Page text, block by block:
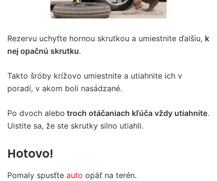
Rezervu uchyťte hornou skrutkou a umiestnite ďalšiu, k
nej opačnú skrutku.
Takto šróby krížovo umiestnite a utiahnite ich v
poradí, v akom boli nasádzané.
Po dvoch alebo troch otáčaniach kľúča vždy utiahnite.
Uistite sa, že ste skrutky silno utiahli.
Hotovo!
Pomaly spusťte auto opäť na terén.